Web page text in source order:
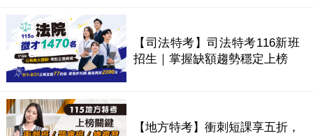
【司法特考】司法特考116新班
招生｜掌握缺額趨勢穩定上榜
【地方特考】衝刺短課享五折，